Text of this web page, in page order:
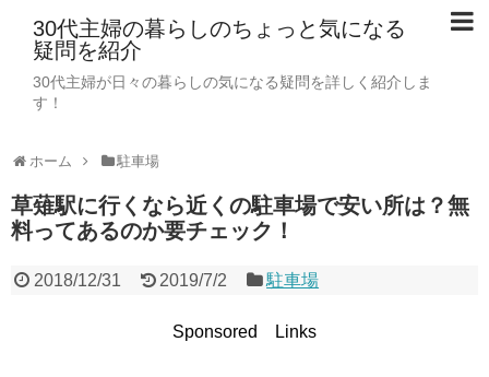
30代主婦の暮らしのちょっと気になる
疑問を紹介
30代主婦が日々の暮らしの気になる疑問を詳しく紹介しま
す！
ホーム 駐車場
草薙駅に行くなら近くの駐車場で安い所は？無
料ってあるのか要チェック！
2018/12/31 2019/7/2 駐車場
Sponsored Links